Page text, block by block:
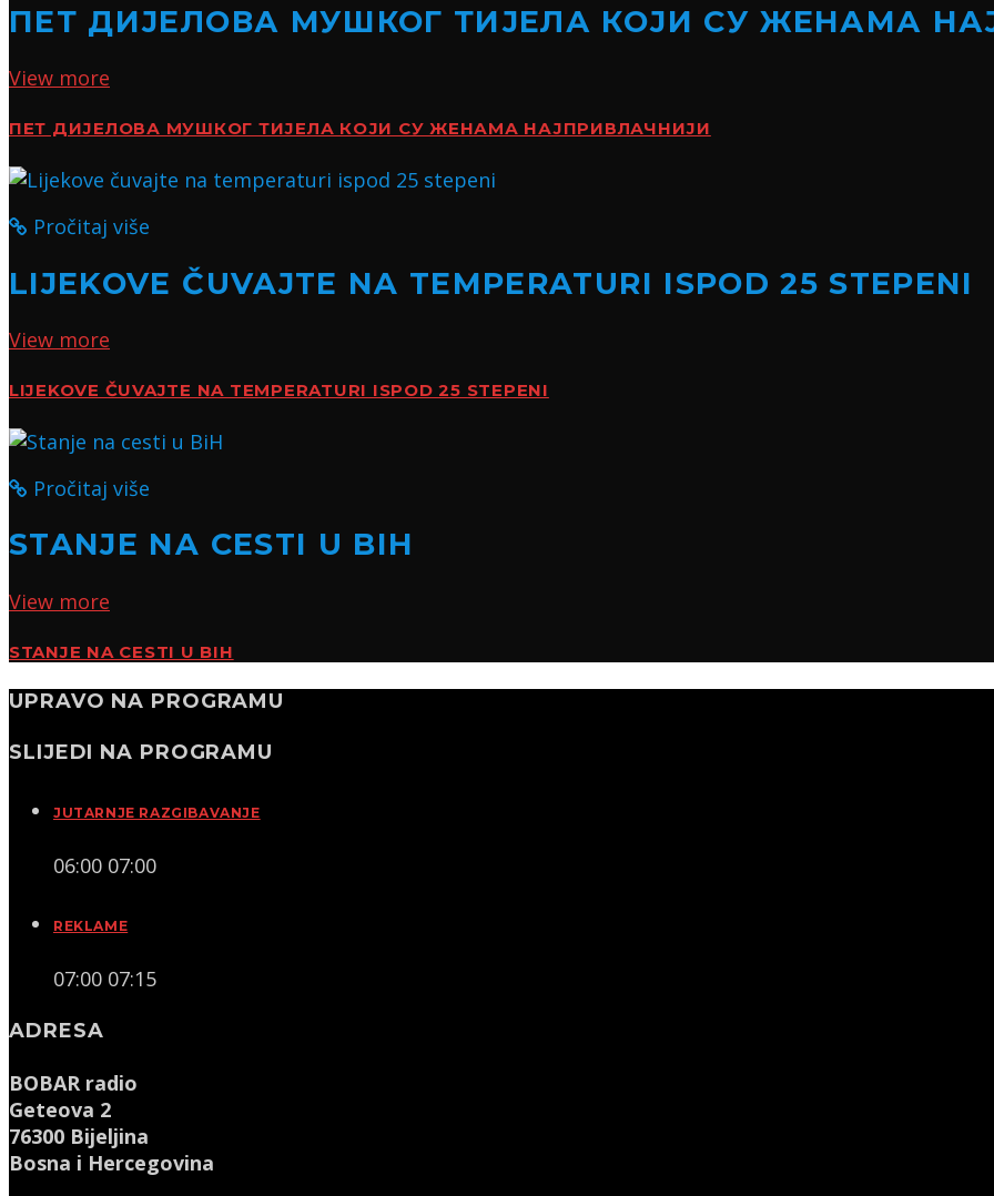
ПЕТ ДИЈЕЛОВА МУШКОГ ТИЈЕЛА КОЈИ СУ ЖЕНАМА
View more
ПЕТ ДИЈЕЛОВА МУШКОГ ТИЈЕЛА КОЈИ СУ ЖЕНАМА НАЈПРИВЛАЧНИЈИ
Pročitaj više
LIJEKOVE ČUVAJTE NA TEMPERATURI ISPOD 25 STEPENI
View more
LIJEKOVE ČUVAJTE NA TEMPERATURI ISPOD 25 STEPENI
Pročitaj više
STANJE NA CESTI U BIH
View more
STANJE NA CESTI U BIH
UPRAVO NA PROGRAMU
SLIJEDI NA PROGRAMU
JUTARNJE RAZGIBAVANJE
06:00 07:00
REKLAME
07:00 07:15
ADRESA
BOBAR radio
Geteova 2
76300 Bijeljina
Bosna i Hercegovina